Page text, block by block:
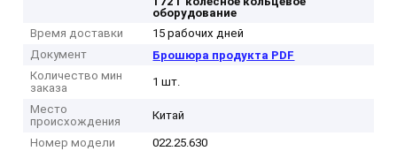
оборудование
Время доставки
15 рабочих дней
Документ
Брошюра продукта PDF
Количество мин
заказа
1 шт.
Место
происхождения
Китай
Номер модели 022.25.630